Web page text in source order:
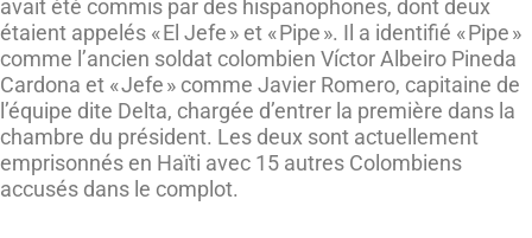
avait été commis par des hispanophones, dont deux
étaient appelés « El Jefe » et « Pipe ». Il a identifié « Pipe »
comme l’ancien soldat colombien Víctor Albeiro Pineda
Cardona et « Jefe » comme Javier Romero, capitaine de
l’équipe dite Delta, chargée d’entrer la première dans la
chambre du président. Les deux sont actuellement
emprisonnés en Haïti avec 15 autres Colombiens
accusés dans le complot.